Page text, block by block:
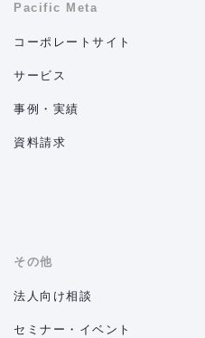
Pacific Meta
コーポレートサイト
サービス
事例・実績
資料請求
その他
法人向け相談
セミナー・イベント